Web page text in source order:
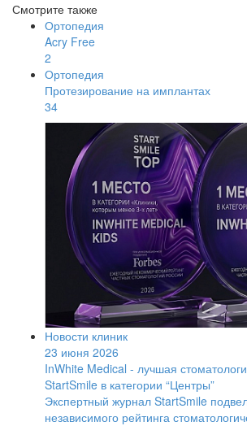
Смотрите также
Ортопедия
Acry Free
2
Ортопедия
Протезирование на имплантах
34
Новости клиник
23 июня 2026
InWhite Medical - лучшая
StartSmile в категории “Центры”
Экспертный журнал StartSmile
независимого рейтинга